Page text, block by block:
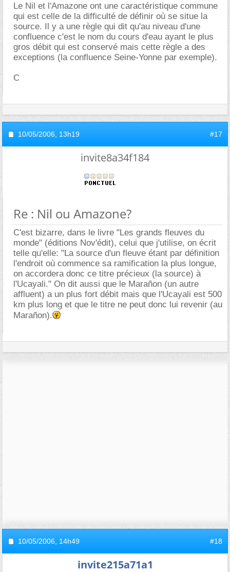
Le Nil et l'Amazone ont une caractéristique commune
qui est celle de la difficulté de définir où se situe la
source. Il y a une règle qui dit qu'au niveau d'une
confluence c'est le nom du cours d'eau ayant le plus
gros débit qui est conservé mais cette règle a des
exceptions (la confluence Seine-Yonne par exemple).
C
10/05/2006, 13h19 #17
invite8a34f184
Re : Nil ou Amazone?
C'est bizarre, dans le livre "Les grands fleuves du
monde" (éditions Nov'édit), celui que j'utilise, on écrit
telle qu'elle: "La source d'un fleuve étant par définition
l'endroit où commence sa ramification la plus longue,
on accordera donc ce titre précieux (la source) à
l'Ucayali." On dit aussi que le Marañon (un autre
affluent) a un plus fort débit mais que l'Ucayali est 500
km plus long et que le titre ne peut donc lui revenir (au
Marañon).
10/05/2006, 14h49 #18
invite215a71a1